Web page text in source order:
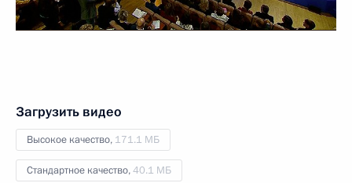
Загрузить видео
Высокое качество, 171.1 МБ
Стандартное качество,40.1 МБ